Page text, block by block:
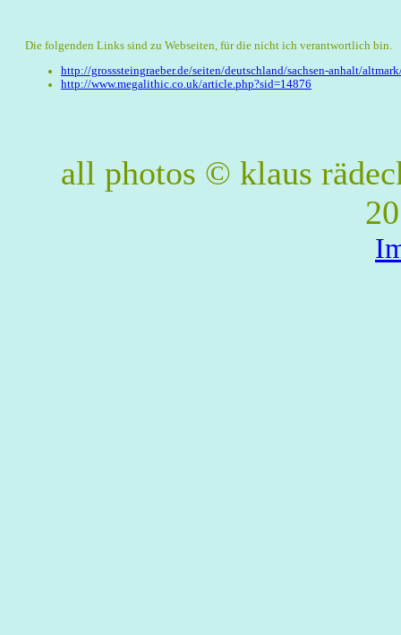
Die folgenden Links sind zu Webseiten, für die nicht ich verantwortlich bin.
http://grosssteingraeber.de/seiten/deutschland/sachsen-anhalt/
http://www.megalithic.co.uk/article.php?sid=14876
all photos © klaus